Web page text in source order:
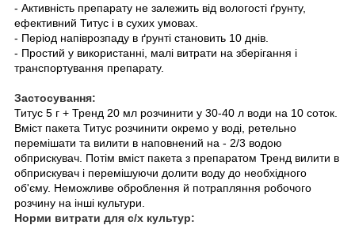
- Активність препарату не залежить від вологості ґрунту,
ефективний Титус і в сухих умовах.
- Період напіврозпаду в ґрунті становить 10 днів.
- Простий у використанні, малі витрати на зберігання і
транспортування препарату.
Застосування:
Титус 5 г + Тренд 20 мл розчинити у 30-40 л води на 10 соток.
Вміст пакета Титус розчинити окремо у воді, ретельно
перемішати та вилити в наповнений на - 2/3 водою
обприскувач. Потім вміст пакета з препаратом Тренд вилити в
обприскувач і перемішуючи долити воду до необхідного
об'єму. Неможливе оброблення й потрапляння робочого
розчину на інші культури.
Норми витрати для с/х культур: